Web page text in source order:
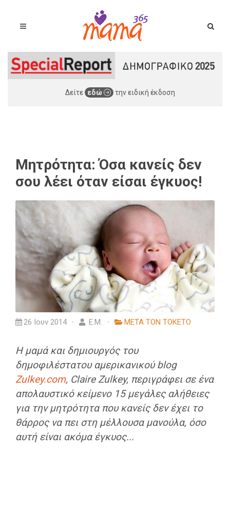
Δείτε εδώ την ειδική έκδοση
Μητρότητα: Όσα κανείς δεν
σου λέει όταν είσαι έγκυος!
26 Ιουν 2014 Ε.Μ. ΜΕΤΑ ΤΟΝ ΤΟΚΕΤΟ
Η μαμά και δημιουργός του
δημοφιλέστατου αμερικανικού blog
Zulkey.com, Claire Zulkey, περιγράφει σε ένα
απολαυστικό κείμενο 15 μεγάλες αλήθειες
για την μητρότητα που κανείς δεν έχει το
θάρρος να πει στη μέλλουσα μανούλα, όσο
αυτή είναι ακόμα έγκυος...